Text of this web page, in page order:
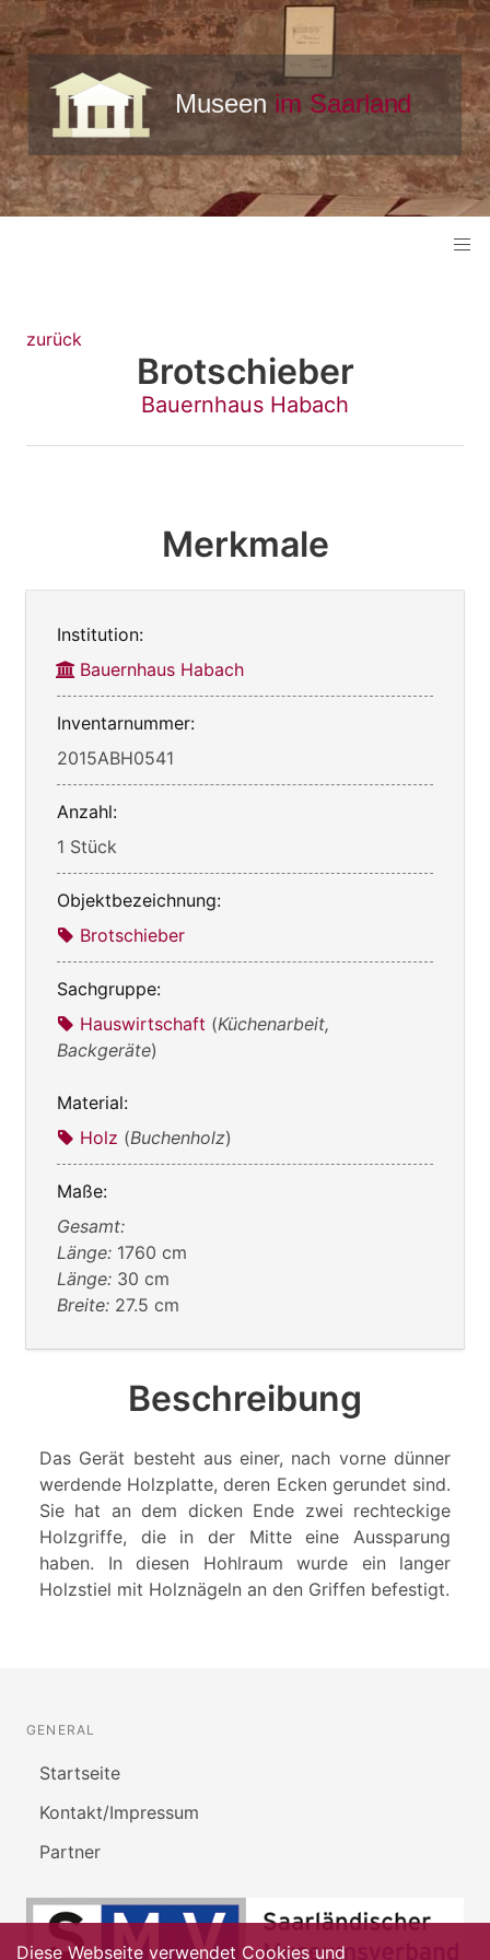
zurück
Brotschieber
Bauernhaus Habach
Merkmale
Institution:
Bauernhaus Habach
Inventarnummer:
2015ABH0541
Anzahl:
1 Stück
Objektbezeichnung:
Brotschieber
Sachgruppe:
Hauswirtschaft (Küchenarbeit,
Backgeräte)
Material:
Holz (Buchenholz)
Maße:
Gesamt:
Länge: 1760 cm
Länge: 30 cm
Breite: 27.5 cm
Beschreibung
Das Gerät besteht aus einer, nach vorne dünner
werdende Holzplatte, deren Ecken gerundet sind.
Sie hat an dem dicken Ende zwei rechteckige
Holzgriffe, die in der Mitte eine Aussparung
haben. In diesen Hohlraum wurde ein langer
Holzstiel mit Holznägeln an den Griffen befestigt.
GENERAL
Startseite
Kontakt/Impressum
Partner
Diese Webseite verwendet Cookies und